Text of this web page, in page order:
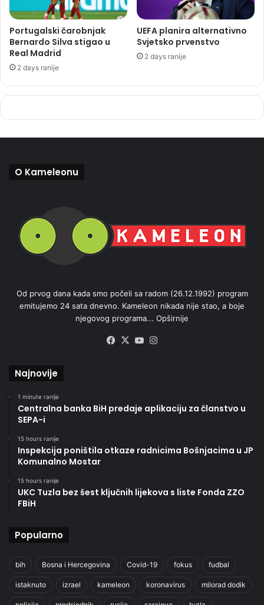
Portugalski čarobnjak
Bernardo Silva stigao u
Real Madrid
2 days ranije
UEFA planira alternativno
Svjetsko prvenstvo
2 days ranije
O Kameleonu
Od prvog dana kada smo počeli sa radom (26.12.1992) program
emitujemo 24 sata dnevno. Kameleon nikada nije stao, a boje
njegovog programa... Opširnije
Facebook
X YouTube
Najnovije
1 minute ranije
Centralna banka BiH predaje aplikaciju za članstvo u
SEPA-i
15 hours ranije
Inspekcija poništila otkaze radnicima Bošnjacima u JP
Komunalno Mostar
15 hours ranije
UKC Tuzla bez šest ključnih lijekova s liste Fonda ZZO
FBiH
Popularno
bih Bosna i Hercegovina Covid-19 fokus fudbal
istaknuto izrael kameleon koronavirus milorad dodik